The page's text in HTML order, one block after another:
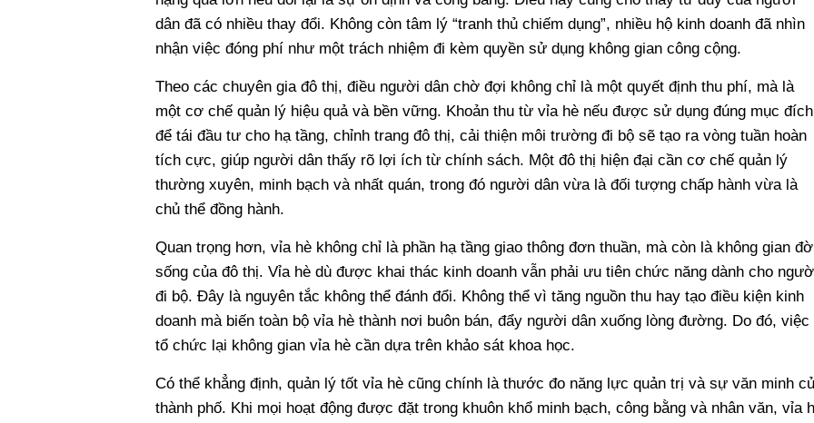
dân đã có nhiều thay đổi. Không còn tâm lý “tranh thủ chiếm dụng”, nhiều hộ kinh doanh đã nhìn
nhận việc đóng phí như một trách nhiệm đi kèm quyền sử dụng không gian công cộng.
Theo các chuyên gia đô thị, điều người dân chờ đợi không chỉ là một quyết định thu phí, mà là
một cơ chế quản lý hiệu quả và bền vững. Khoản thu từ vỉa hè nếu được sử dụng đúng mục đích
để tái đầu tư cho hạ tầng, chỉnh trang đô thị, cải thiện môi trường đi bộ sẽ tạo ra vòng tuần hoàn
tích cực, giúp người dân thấy rõ lợi ích từ chính sách. Một đô thị hiện đại cần cơ chế quản lý
thường xuyên, minh bạch và nhất quán, trong đó người dân vừa là đối tượng chấp hành vừa là
chủ thể đồng hành.
Quan trọng hơn, vỉa hè không chỉ là phần hạ tầng giao thông đơn thuần, mà còn là không gian
sống của đô thị. Vỉa hè dù được khai thác kinh doanh vẫn phải ưu tiên chức năng dành cho
đi bộ. Đây là nguyên tắc không thể đánh đổi. Không thể vì tăng nguồn thu hay tạo điều kiện kinh
doanh mà biến toàn bộ vỉa hè thành nơi buôn bán, đẩy người dân xuống lòng đường. Do đó, việc
tổ chức lại không gian vỉa hè cần dựa trên khảo sát khoa học.
Có thể khẳng định, quản lý tốt vỉa hè cũng chính là thước đo năng lực quản trị và sự văn minh
thành phố. Khi mọi hoạt động được đặt trong khuôn khổ minh bạch, công bằng và nhân văn, vỉa